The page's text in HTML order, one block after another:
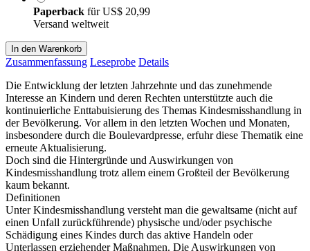
Paperback fürUS$ 20,99
Versand weltweit
In den Warenkorb
Zusammenfassung Leseprobe Details
Die Entwicklung der letzten Jahrzehnte und das zunehmende
Interesse an Kindern und deren Rechten unterstützte auch die
kontinuierliche Enttabuisierung des Themas Kindesmisshandlung in
der Bevölkerung. Vor allem in den letzten Wochen und Monaten,
insbesondere durch die Boulevardpresse, erfuhr diese Thematik eine
erneute Aktualisierung.
Doch sind die Hintergründe und Auswirkungen von
Kindesmisshandlung trotz allem einem Großteil der Bevölkerung
kaum bekannt.
Definitionen
Unter Kindesmisshandlung versteht man die gewaltsame (nicht auf
einen Unfall zurückführende) physische und/oder psychische
Schädigung eines Kindes durch das aktive Handeln oder
Unterlassen erziehender Maßnahmen. Die Auswirkungen von